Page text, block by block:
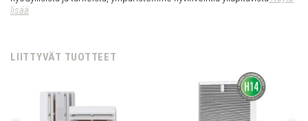
lisää
LIITTYVÄT TUOTTEET